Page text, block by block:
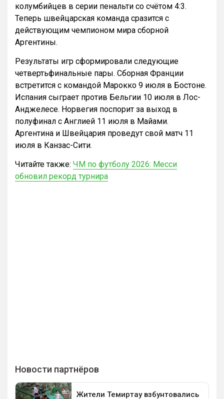
колумбийцев в серии пенальти со счётом 4:3.
Теперь швейцарская команда сразится с
действующим чемпионом мира сборной
Аргентины.
Результаты игр сформировали следующие
четвертьфинальные пары. Сборная Франции
встретится с командой Марокко 9 июля в Бостоне.
Испания сыграет против Бельгии 10 июля в Лос-
Анджелесе. Норвегия поспорит за выход в
полуфинал с Англией 11 июля в Майами.
Аргентина и Швейцария проведут свой матч 11
июля в Канзас-Сити.
Читайте также: ЧМ по футболу 2026: Месси
обновил рекорд турнира